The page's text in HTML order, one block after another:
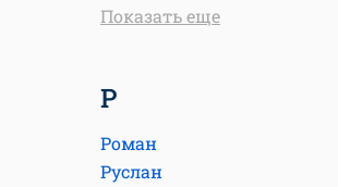
Показать еще
Р
Роман
Руслан